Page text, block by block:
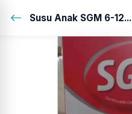
Susu Anak SGM 6-12...